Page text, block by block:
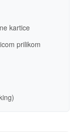
kartice
prilikom